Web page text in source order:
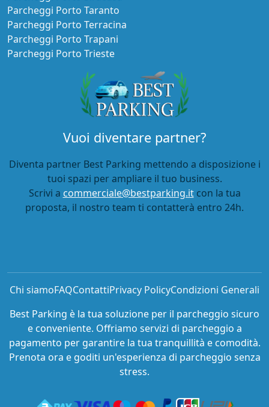
Parcheggi Porto Taranto
Parcheggi Porto Terracina
Parcheggi Porto Trapani
Parcheggi Porto Trieste
Vuoi diventare partner?
Diventa partner Best Parking mettendo a disposizione i
tuoi spazi per ampliare il tuo business.
Scrivi a commerciale@bestparking.itcon la tua
proposta, il nostro team ti contatterà entro 24h.
Chi siamoFAQContattiPrivacy PolicyCondizioni Generali
Best Parking è la tua soluzione per il parcheggio sicuro
e conveniente. Offriamo servizi di parcheggio a
pagamento per garantire la tua tranquillità e comodità.
Prenota ora e goditi un'esperienza di parcheggio senza
stress.